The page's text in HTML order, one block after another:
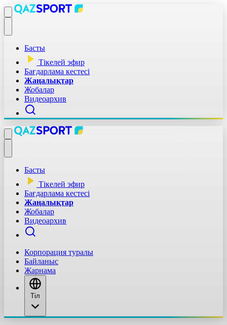
Басты
Тікелей эфир
Бағдарлама кестесі
Жаңалықтар
Жобалар
Видеоархив
Басты
Тікелей эфир
Бағдарлама кестесі
Жаңалықтар
Жобалар
Видеоархив
Корпорация туралы
Байланыс
Жарнама
Тіл